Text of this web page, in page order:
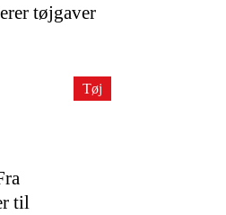
tøjgaver
til
Tøj